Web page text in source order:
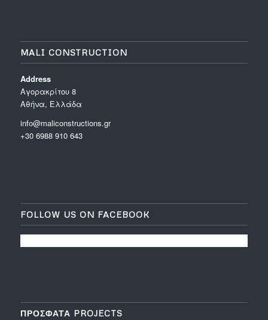
MALI CONSTRUCTION
Address
Aγορακρίτου 8
Αθήνα, Ελλάδα
info@maliconstructions.gr
+30 6988 910 643
FOLLOW US ON FACEBOOK
ΠΡΟΣΦΑΤΑ PROJECTS